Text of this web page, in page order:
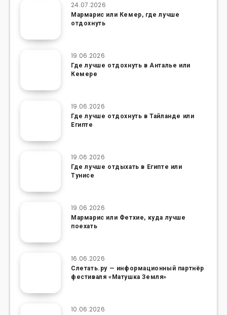
24.07.2026
Мармарис или Кемер, где лучше
отдохнуть
19.06.2026
Где лучше отдохнуть в Анталье или
Кемере
19.06.2026
Где лучше отдохнуть в Тайланде или
Египте
19.06.2026
Где лучше отдыхать в Египте или
Тунисе
19.06.2026
Мармарис или Фетхие, куда лучше
поехать
16.06.2026
Слетать.ру — информационный партнёр
фестиваля «Матушка Земля»
10.06.2026